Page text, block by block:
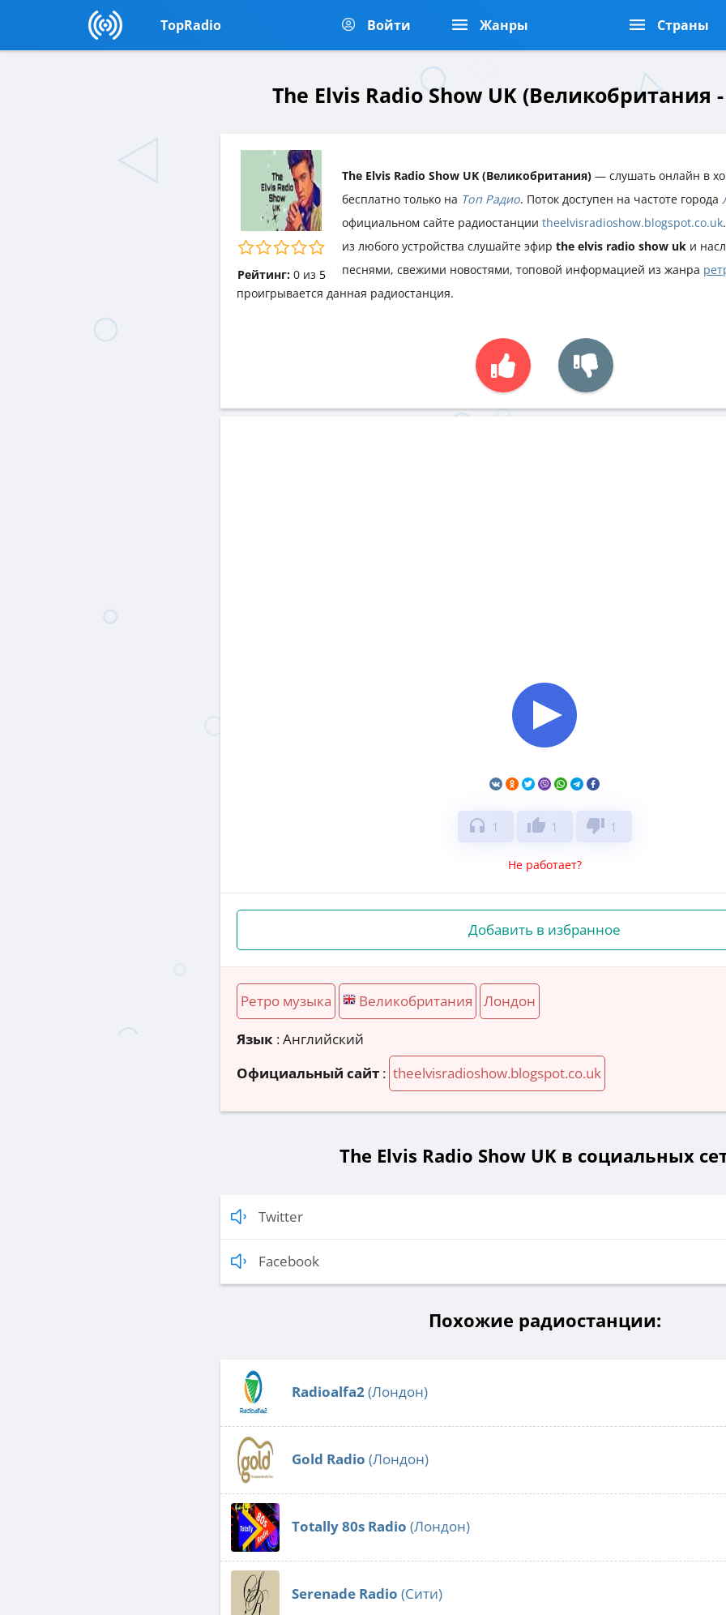
TopRadio Войти Жанры Страны
The Elvis Radio Show UK (Великобритания
Рейтинг: 0из 5
The Elvis Radio Show UK (Великобритания) — слушать онлайн в
бесплатно только на Топ Радио. Поток доступен на частоте города
официальном сайте радиостанции theelvisradioshow.blogspot.co.uk
из любого устройства слушайте эфир the elvis radio show uk и
песнями, свежими новостями, топовой информацией из жанра
проигрывается данная радиостанция.
headphones 1 thumb_up 1 thumb_down 1
Не работает?
Добавить в избранное
Ретро музыка Великобритания Лондон
Язык : Английский
Официальный сайт : theelvisradioshow.blogspot.co.uk
The Elvis Radio Show UK в социальных
Twitter
Facebook
Похожие радиостанции:
Radioalfa2(Лондон)
Gold Radio (Лондон)
Totally 80s Radio (Лондон)
Serenade Radio (Сити)